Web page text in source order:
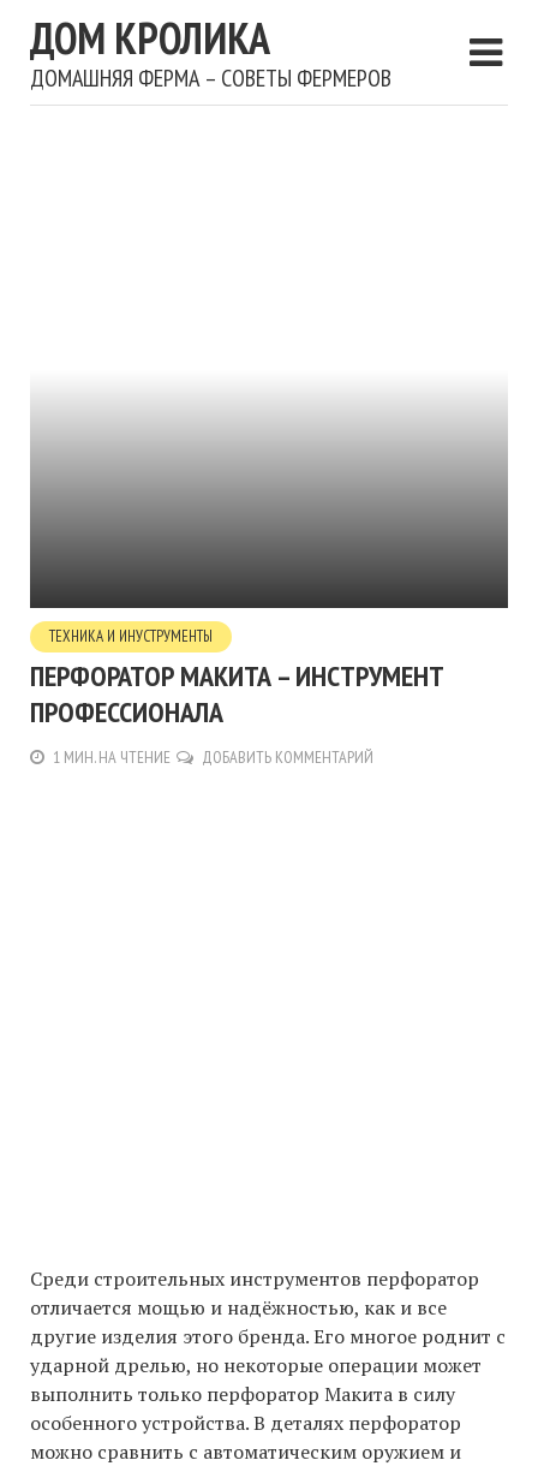
ДОМ КРОЛИКА
ДОМАШНЯЯ ФЕРМА – СОВЕТЫ ФЕРМЕРОВ
ТЕХНИКА И ИНУСТРУМЕНТЫ
ПЕРФОРАТОР МАКИТА – ИНСТРУМЕНТ
ПРОФЕССИОНАЛА
1 МИН. НА ЧТЕНИЕ ДОБАВИТЬ КОММЕНТАРИЙ
Среди строительных инструментов перфоратор
отличается мощью и надёжностью, как и все
другие изделия этого бренда. Его многое роднит с
ударной дрелью, но некоторые операции может
выполнить только перфоратор Макита в силу
особенного устройства. В деталях перфоратор
можно сравнить с автоматическим оружием и